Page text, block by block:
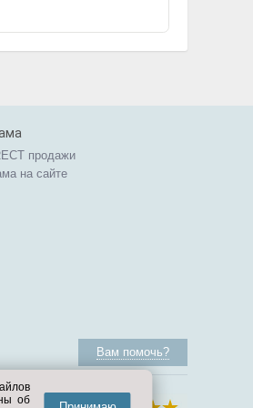
продажи
на сайте
Вам помочь?
об